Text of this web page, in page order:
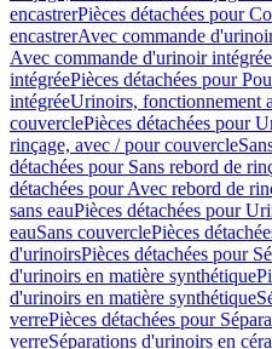
encastrerPièces détachées pour
encastrerAvec commande
Avec commande d'urinoir intégrée
intégréePièces détachées pour
intégréeUrinoirs, fonctionnement
couverclePièces détachées pour
rinçage, avec / pour couvercle
détachées pour Sans rebord de
détachées pour Avec rebord de
sans eauPièces détachées pour
eauSans couverclePièces
d'urinoirsPièces détachées pour
d'urinoirs en matière synthétique
d'urinoirs en matière synthétique
verrePièces détachées pour
verreSéparations d'urinoirs en